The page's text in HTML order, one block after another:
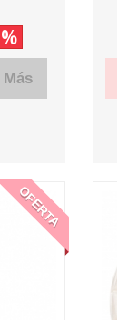
Más
OFERTA